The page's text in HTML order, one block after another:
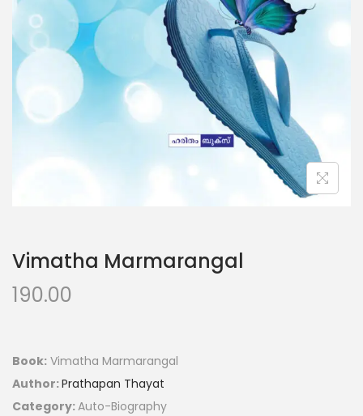
Vimatha Marmarangal
190.00
Book: Vimatha Marmarangal
Author:Prathapan Thayat
Category:Auto-Biography